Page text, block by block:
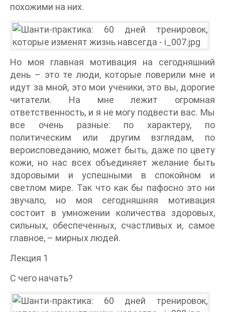
похожими на них.
Но моя главная мотивация на сегодняшний
день – это те люди, которые поверили мне и
идут за мной, это мои ученики, это вы, дорогие
читатели. На мне лежит огромная
ответственность, и я не могу подвести вас. Мы
все очень разные: по характеру, по
политическим или другим взглядам, по
вероисповеданию, может быть, даже по цвету
кожи, но нас всех объединяет желание быть
здоровыми и успешными в спокойном и
светлом мире. Так что как бы пафосно это ни
звучало, но моя сегодняшняя мотивация
состоит в умножении количества здоровых,
сильных, обеспеченных, счастливых и, самое
главное, – мирных людей.
Лекция 1
С чего начать?